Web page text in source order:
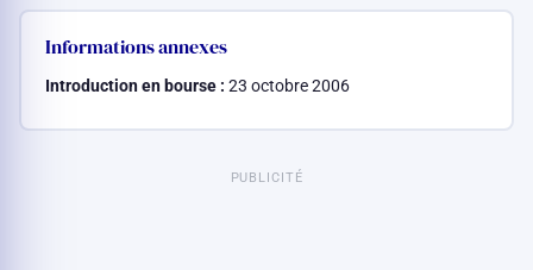
Informations annexes
Introduction en bourse : 23 octobre 2006
PUBLICITÉ